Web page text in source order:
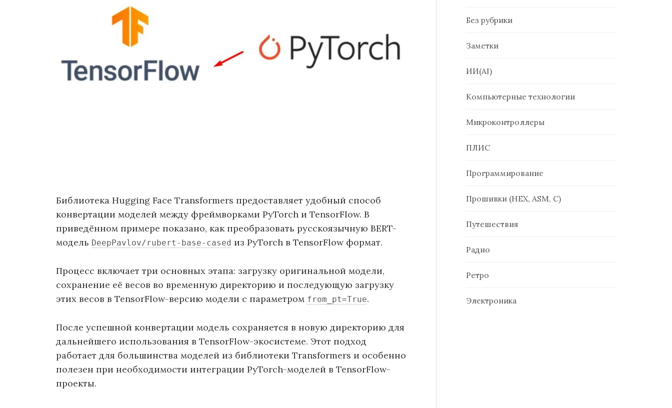
Библиотека Hugging Face Transformers предоставляет удобный способ
конвертации моделей между фреймворками PyTorch и TensorFlow. В
приведённом примере показано, как преобразовать русскоязычную BERT-
модель DeepPavlov/rubert-base-cased из PyTorch в TensorFlow формат.
Процесс включает три основных этапа: загрузку оригинальной модели,
сохранение её весов во временную директорию и последующую загрузку
этих весов в TensorFlow-версию модели с параметром from_pt=True.
После успешной конвертации модель сохраняется в новую директорию для
дальнейшего использования в TensorFlow-экосистеме. Этот подход
работает для большинства моделей из библиотеки Transformers и особенно
полезен при необходимости интеграции PyTorch-моделей в TensorFlow-
проекты.
Без рубрики
Заметки
ИИ(AI)
Компьютерные технологии
Микроконтроллеры
ПЛИС
Программирование
Прошивки (HEX, ASM, C)
Путешествия
Радио
Ретро
Электроника